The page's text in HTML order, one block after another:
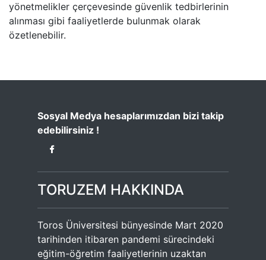
yönetmelikler çerçevesinde güvenlik tedbirlerinin
alınması gibi faaliyetlerde bulunmak olarak
özetlenebilir.
Sosyal Medya hesaplarımızdan bizi takip
edebilirsiniz !
TORUZEM HAKKINDA
Toros Üniversitesi bünyesinde Mart 2020
tarihinden itibaren pandemi sürecindeki
eğitim-öğretim faaliyetlerinin uzaktan